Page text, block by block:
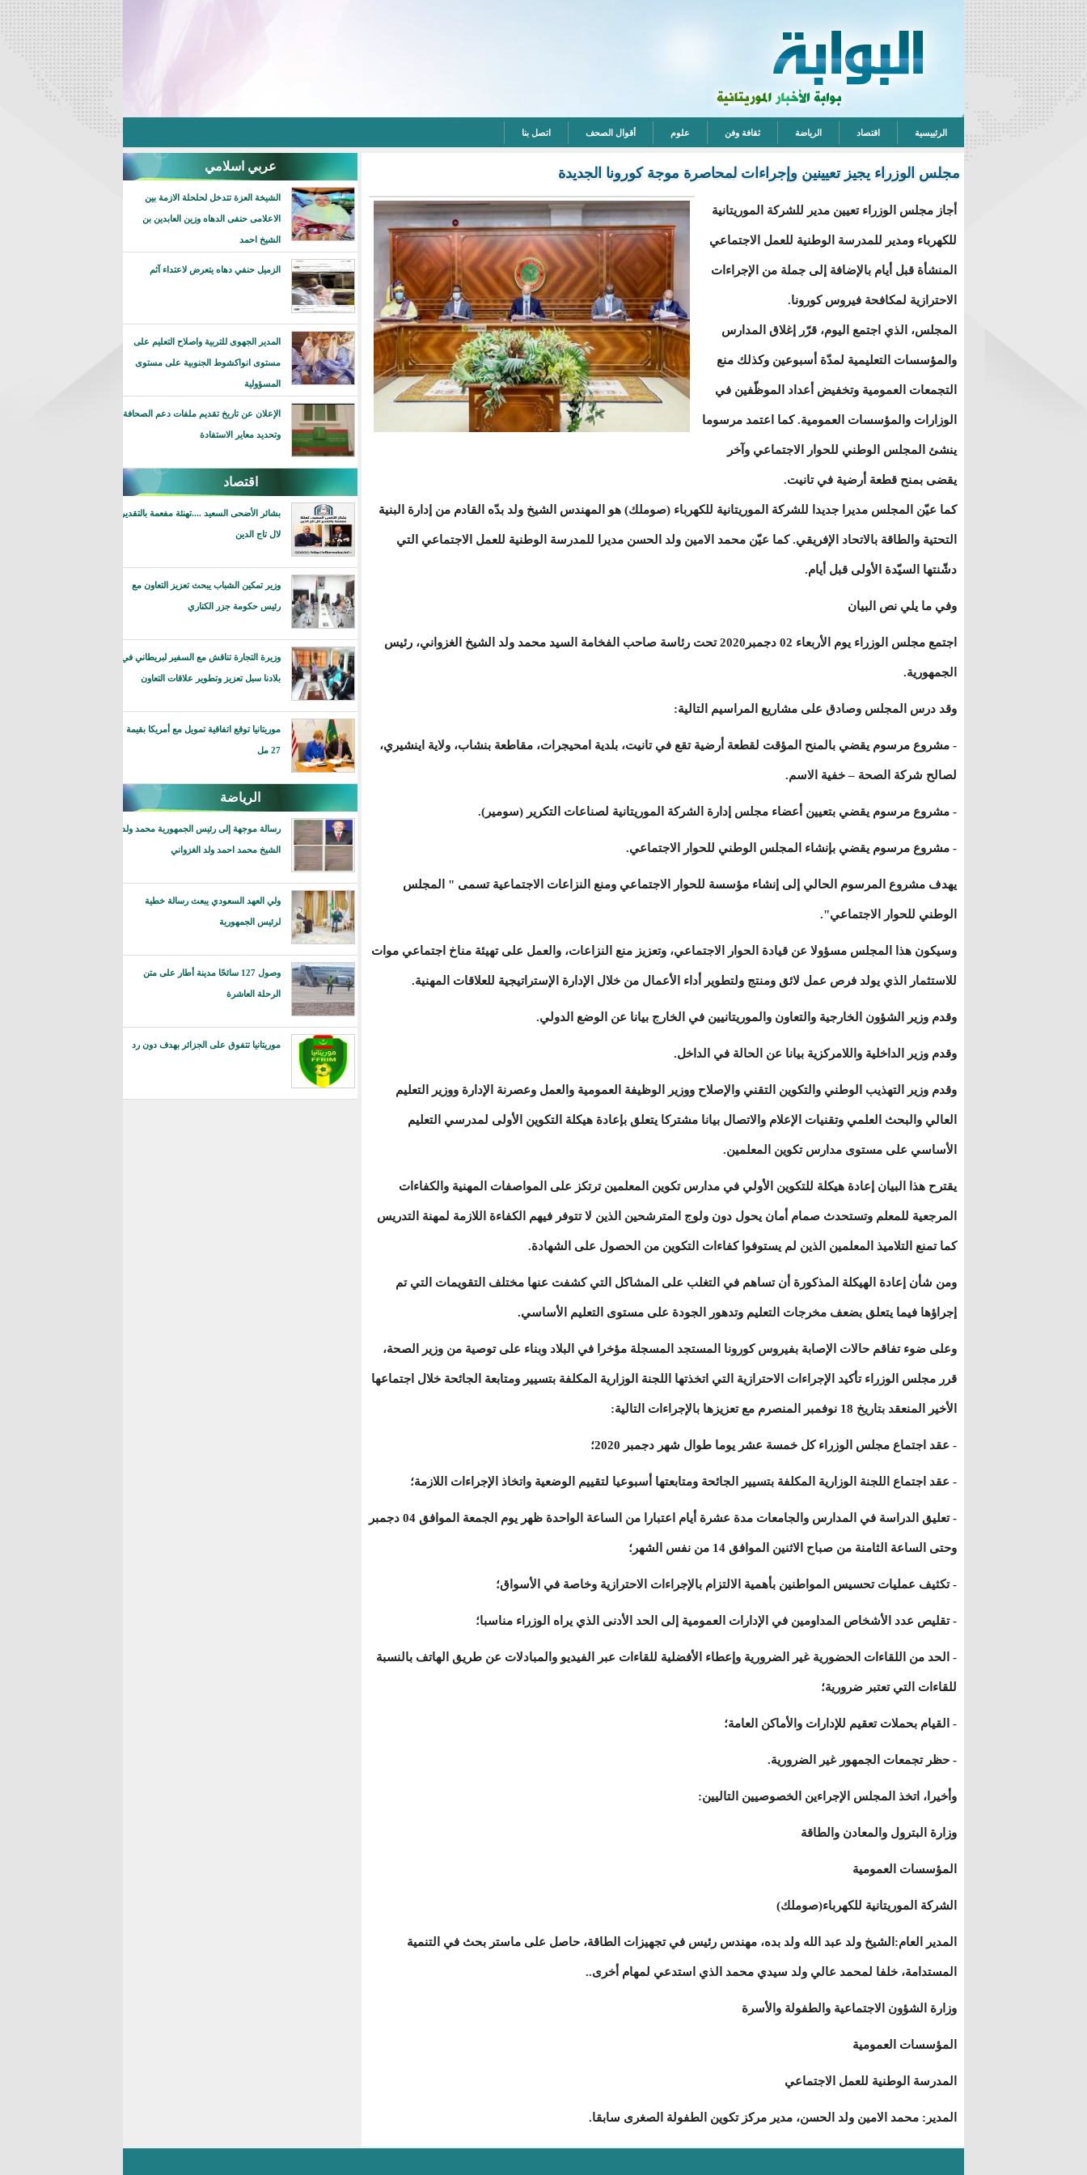
الرئييسية اقتصاد الرياضة ثقافة وفن علوم أقوال الصحف اتصل بنا
مجلس الوزراء يجيز تعيينين وإجراءات لمحاصرة موجة كورونا الجديدة
أجاز مجلس الوزراء تعيين مدير للشركة الموريتانية
للكهرباء ومدير للمدرسة الوطنية للعمل الاجتماعي
المنشأة قبل أيام بالإضافة إلى جملة من الإجراءات
الاحترازية لمكافحة فيروس كورونا.
المجلس، الذي اجتمع اليوم، قرّر إغلاق المدارس
والمؤسسات التعليمية لمدّة أسبوعين وكذلك منع
التجمعات العمومية وتخفيض أعداد الموظّفين في
الوزارات والمؤسسات العمومية. كما اعتمد مرسوما
ينشئ المجلس الوطني للحوار الاجتماعي وآخر
يقضى بمنح قطعة أرضية في تانيت.
كما عيّن المجلس مديرا جديدا للشركة الموريتانية للكهرباء (صوملك) هو المهندس الشيخ ولد بدّه القادم من إدارة البنية
التحتية والطاقة بالاتحاد الإفريقي. كما عيّن محمد الامين ولد الحسن مديرا للمدرسة الوطنية للعمل الاجتماعي التي
دشّنتها السيّدة الأولى قبل أيام.
وفي ما يلي نص البيان
اجتمع مجلس الوزراء يوم الأربعاء 02 دجمبر2020 تحت رئاسة صاحب الفخامة السيد محمد ولد الشيخ الغزواني، رئيس
الجمهورية.
وقد درس المجلس وصادق على مشاريع المراسيم التالية:
- مشروع مرسوم يقضي بالمنح المؤقت لقطعة أرضية تقع في تانيت، بلدية امحيجرات، مقاطعة بنشاب، ولاية اينشيري،
لصالح شركة الصحة – خفية الاسم.
- مشروع مرسوم يقضي بتعيين أعضاء مجلس إدارة الشركة الموريتانية لصناعات التكرير (سومير).
- مشروع مرسوم يقضي بإنشاء المجلس الوطني للحوار الاجتماعي.
يهدف مشروع المرسوم الحالي إلى إنشاء مؤسسة للحوار الاجتماعي ومنع النزاعات الاجتماعية تسمى " المجلس
الوطني للحوار الاجتماعي".
وسيكون هذا المجلس مسؤولا عن قيادة الحوار الاجتماعي، وتعزيز منع النزاعات، والعمل على تهيئة مناخ اجتماعي موات
للاستثمار الذي يولد فرص عمل لائق ومنتج ولتطوير أداء الأعمال من خلال الإدارة الإستراتيجية للعلاقات المهنية.
وقدم وزير الشؤون الخارجية والتعاون والموريتانيين في الخارج بيانا عن الوضع الدولي.
وقدم وزير الداخلية واللامركزية بيانا عن الحالة في الداخل.
وقدم وزير التهذيب الوطني والتكوين التقني والإصلاح ووزير الوظيفة العمومية والعمل وعصرنة الإدارة ووزير التعليم
العالي والبحث العلمي وتقنيات الإعلام والاتصال بيانا مشتركا يتعلق بإعادة هيكلة التكوين الأولى لمدرسي التعليم
الأساسي على مستوى مدارس تكوين المعلمين.
يقترح هذا البيان إعادة هيكلة للتكوين الأولي في مدارس تكوين المعلمين ترتكز على المواصفات المهنية والكفاءات
المرجعية للمعلم وتستحدث صمام أمان يحول دون ولوج المترشحين الذين لا تتوفر فيهم الكفاءة اللازمة لمهنة التدريس
كما تمنع التلاميذ المعلمين الذين لم يستوفوا كفاءات التكوين من الحصول على الشهادة.
ومن شأن إعادة الهيكلة المذكورة أن تساهم في التغلب على المشاكل التي كشفت عنها مختلف التقويمات التي تم
إجراؤها فيما يتعلق بضعف مخرجات التعليم وتدهور الجودة على مستوى التعليم الأساسي.
وعلى ضوء تفاقم حالات الإصابة بفيروس كورونا المستجد المسجلة مؤخرا في البلاد وبناء على توصية من وزير الصحة،
قرر مجلس الوزراء تأكيد الإجراءات الاحترازية التي اتخذتها اللجنة الوزارية المكلفة بتسيير ومتابعة الجائحة خلال اجتماعها
الأخير المنعقد بتاريخ 18 نوفمبر المنصرم مع تعزيزها بالإجراءات التالية:
- عقد اجتماع مجلس الوزراء كل خمسة عشر يوما طوال شهر دجمبر 2020؛
- عقد اجتماع اللجنة الوزارية المكلفة بتسيير الجائحة ومتابعتها أسبوعيا لتقييم الوضعية واتخاذ الإجراءات اللازمة؛
- تعليق الدراسة في المدارس والجامعات مدة عشرة أيام اعتبارا من الساعة الواحدة ظهر يوم الجمعة الموافق 04 دجمبر
وحتى الساعة الثامنة من صباح الاثنين الموافق 14 من نفس الشهر؛
- تكثيف عمليات تحسيس المواطنين بأهمية الالتزام بالإجراءات الاحترازية وخاصة في الأسواق؛
- تقليص عدد الأشخاص المداومين في الإدارات العمومية إلى الحد الأدنى الذي يراه الوزراء مناسبا؛
- الحد من اللقاءات الحضورية غير الضرورية وإعطاء الأفضلية للقاءات عبر الفيديو والمبادلات عن طريق الهاتف بالنسبة
للقاءات التي تعتبر ضرورية؛
- القيام بحملات تعقيم للإدارات والأماكن العامة؛
- حظر تجمعات الجمهور غير الضرورية.
وأخيرا، اتخذ المجلس الإجراءين الخصوصيين التاليين:
وزارة البترول والمعادن والطاقة
المؤسسات العمومية
الشركة الموريتانية للكهرباء(صوملك)
المدير العام:الشيخ ولد عبد الله ولد بده، مهندس رئيس في تجهيزات الطاقة، حاصل على ماستر بحث في التنمية
المستدامة، خلفا لمحمد عالي ولد سيدي محمد الذي استدعي لمهام أخرى..
وزارة الشؤون الاجتماعية والطفولة والأسرة
المؤسسات العمومية
المدرسة الوطنية للعمل الاجتماعي
المدير: محمد الامين ولد الحسن، مدير مركز تكوين الطفولة الصغرى سابقا.
عربي اسلامي
الشيخة العزة تتدخل لحلحلة الازمة بين
الاعلامى حنفى الدهاه وزين العابدين بن
الشيخ احمد
الزميل حنفي دهاه يتعرض لاعتداء آثم
المدير الجهوى للتربية واصلاح التعليم على
مستوى انواكشوط الجنوبية على مستوى
المسؤولية
الإعلان عن تاريخ تقديم ملفات دعم الصحافة
وتحديد معاير الاستفادة
اقتصاد
بشائر الأضحى السعيد ....تهنئة مفعمة بالتقدير
لال تاج الدين
وزير تمكين الشباب يبحث تعزيز التعاون مع
رئيس حكومة جزر الكناري
وزيرة التجارة تناقش مع السفير لبريطاني في
بلادنا سبل تعزيز وتطوير علاقات التعاون
موريتانيا توقع اتفاقية تمويل مع أمريكا بقيمة
27 مل
الرياضة
رسالة موجهة إلى رئيس الجمهورية محمد ولد
الشيخ محمد احمد ولد الغزواني
ولي العهد السعودي يبعث رسالة خطية
لرئيس الجمهورية
وصول 127 سائحًا مدينة أطار على متن
الرحلة العاشرة
موريتانيا تتفوق على الجزائر بهدف دون رد